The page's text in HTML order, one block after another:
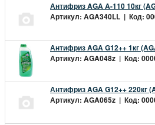
Антифриз AGA A-110 10кг
Артикул: AGA340LL | Код:
Антифриз AGA G12++ 1кг
Артикул: AGA048z | Код:
Антифриз AGA G12++ 220кг
Артикул: AGA065z | Код: